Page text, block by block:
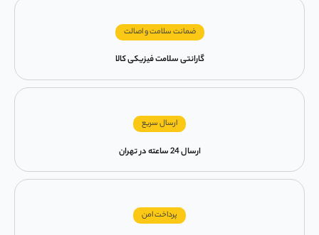
ضمانت سلامت و اصالت
گارانتی سلامت فیزیکی کالا
ارسال سریع
ارسال 24 ساعته در تهران
پرداخت امن